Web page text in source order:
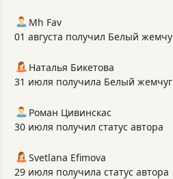
Mh Fav
01 августа получил Белый
Наталья Бикетова
31 июля получила Белый жемчуг
Роман Цивинскас
30 июля получил статус автора
Svetlana Efimova
29 июля получила статус автора